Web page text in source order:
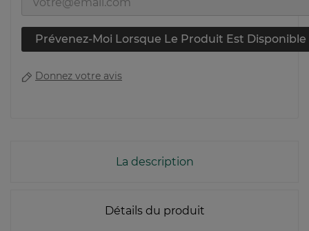
Prévenez-Moi Lorsque Le Produit Est Disponible
Donnez votre avis
La description
Détails du produit